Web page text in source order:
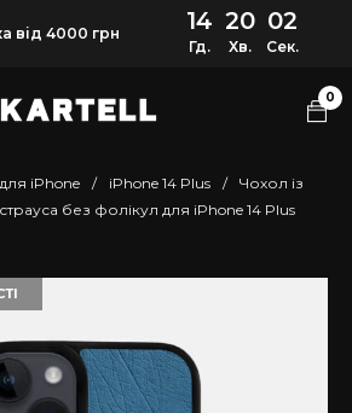
від 4000 грн 14
Гд.
20
Хв.
02
Сек.
0
iPhone / iPhone 14 Plus /
Чохол із
без фолікул для iPhone 14 Plus